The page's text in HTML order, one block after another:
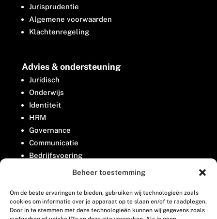
Beheer toestemming
Om de beste ervaringen te bieden, gebruiken wij technologieën zoals
cookies om informatie over je apparaat op te slaan en/of te raadplegen.
Door in te stemmen met deze technologieën kunnen wij gegevens zoals
Jurisprudentie
Algemene voorwaarden
Klachtenregeling
Advies & ondersteuning
Juridisch
Onderwijs
Identiteit
HRM
Governance
Communicatie
Bedrijfsvoering
Belangenbehartiging
Contact